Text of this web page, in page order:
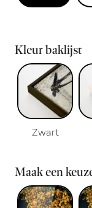
Kleur baklijst
Zwart
Maak een